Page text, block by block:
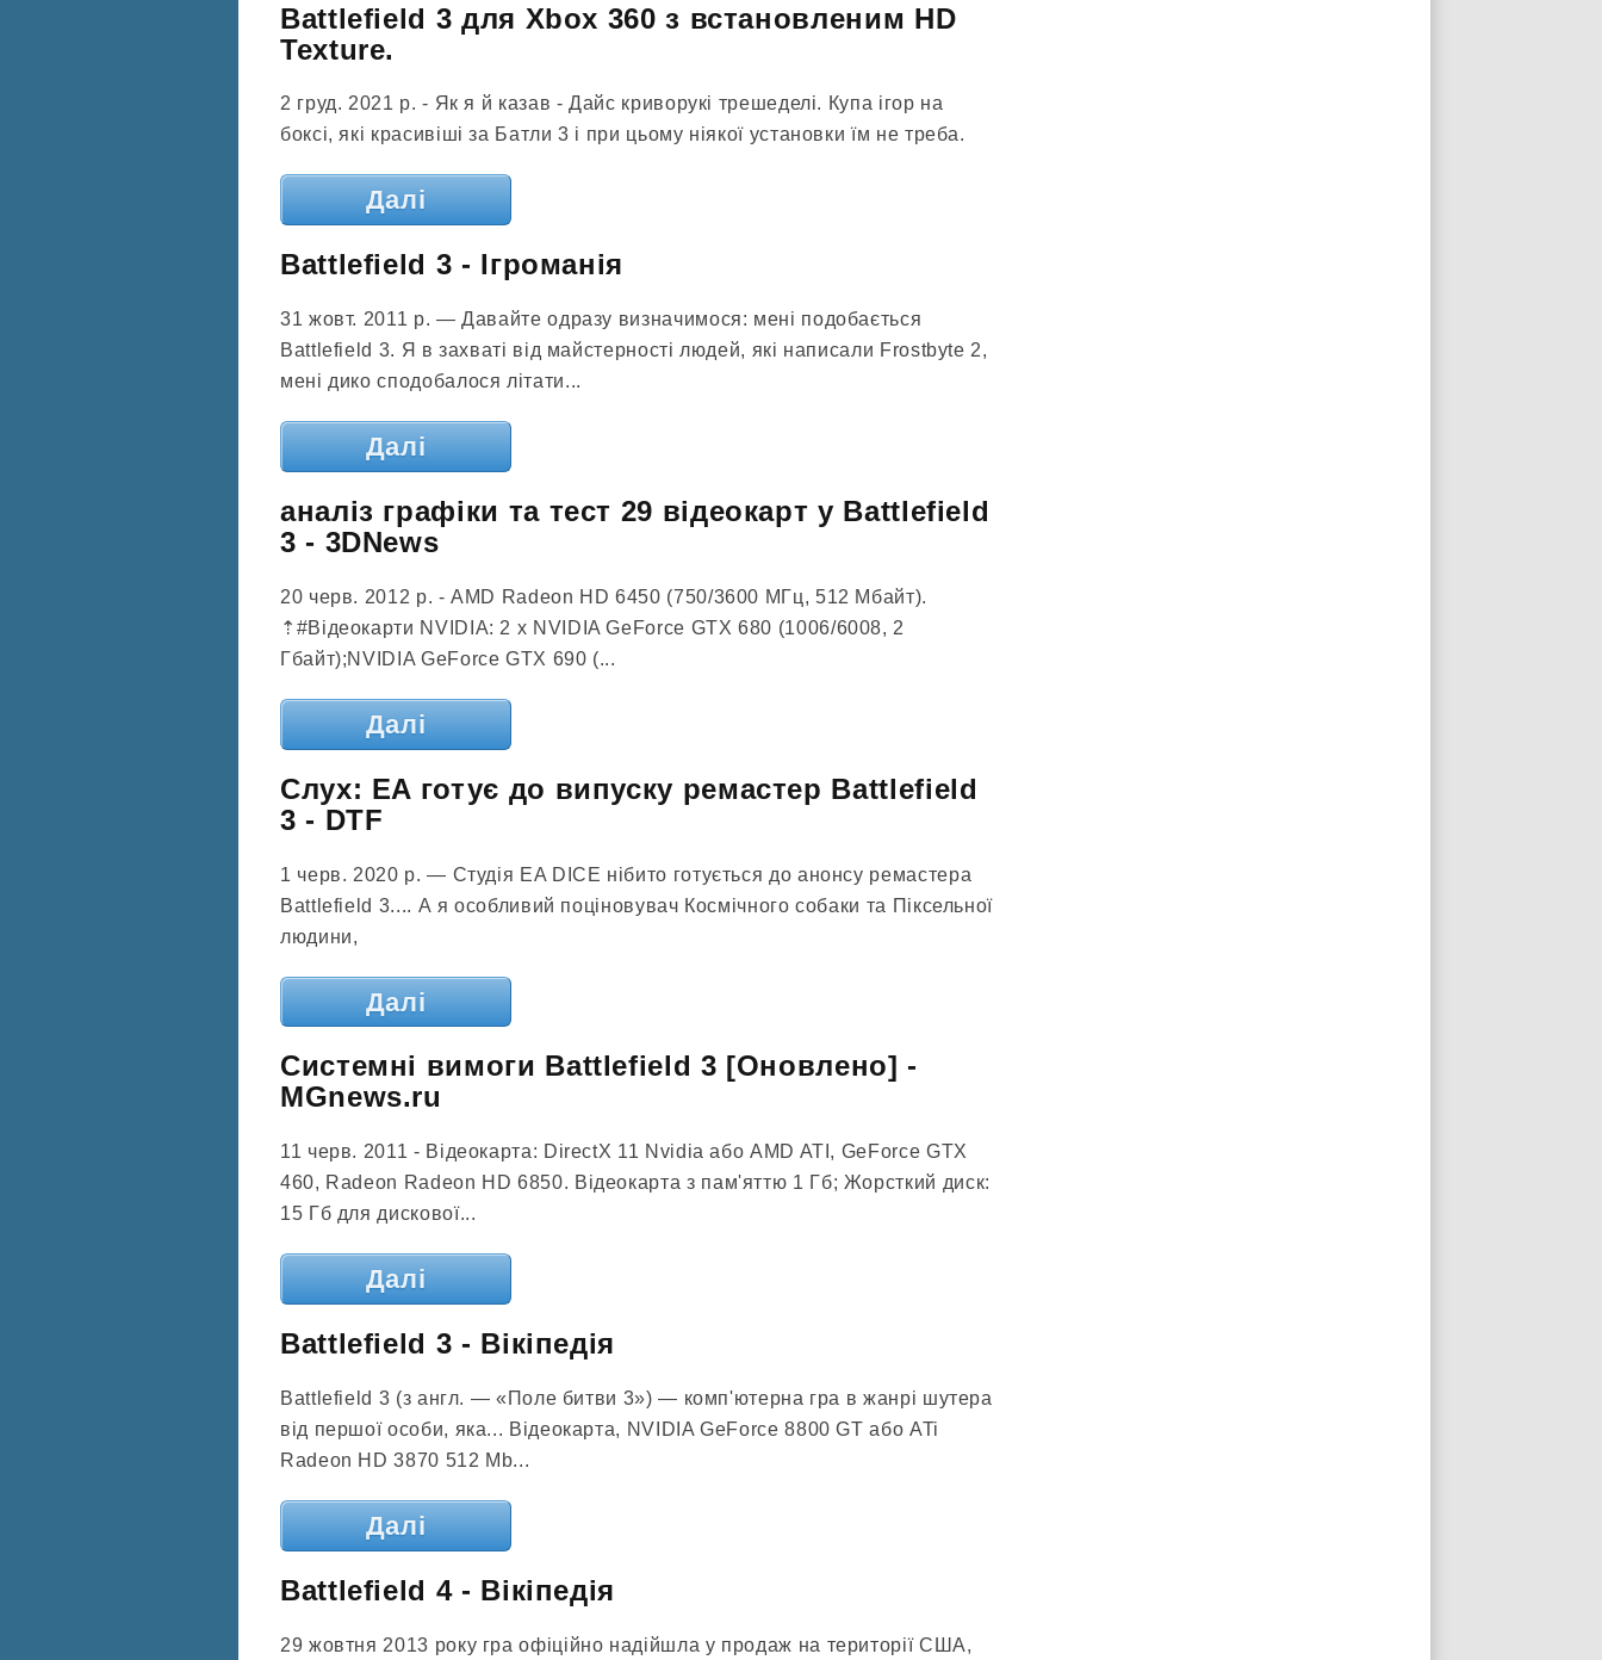
Battlefield 3 для Xbox 360 з встановленим HD
Texture.
2 груд. 2021 р. - Як я й казав - Дайс криворукі трешеделі. Купа ігор на
боксі, які красивіші за Батли 3 і при цьому ніякої установки їм не треба.
Далі
Battlefield 3 - Ігроманія
31 жовт. 2011 р. — Давайте одразу визначимося: мені подобається
Battlefield 3. Я в захваті від майстерності людей, які написали Frostbyte 2,
мені дико сподобалося літати...
Далі
аналіз графіки та тест 29 відеокарт у Battlefield
3 - 3DNews
20 черв. 2012 р. - AMD Radeon HD 6450 (750/3600 МГц, 512 Мбайт).
⇡#Відеокарти NVIDIA: 2 x NVIDIA GeForce GTX 680 (1006/6008, 2
Гбайт);NVIDIA GeForce GTX 690 (...
Далі
Слух: EA готує до випуску ремастер Battlefield
3 - DTF
1 черв. 2020 р. — Студія EA DICE нібито готується до анонсу ремастера
Battlefield 3.... А я особливий поціновувач Космічного собаки та Піксельної
людини,
Далі
Системні вимоги Battlefield 3 [Оновлено] -
MGnews.ru
11 черв. 2011 - Відеокарта: DirectX 11 Nvidia або AMD ATI, GeForce GTX
460, Radeon Radeon HD 6850. Відеокарта з пам'яттю 1 Гб; Жорсткий диск:
15 Гб для дискової...
Далі
Battlefield 3 - Вікіпедія
Battlefield 3 (з англ. — «Поле битви 3») — комп'ютерна гра в жанрі шутера
від першої особи, яка... Відеокарта, NVIDIA GeForce 8800 GT або ATi
Radeon HD 3870 512 Mb...
Далі
Battlefield 4 - Вікіпедія
29 жовтня 2013 року гра офіційно надійшла у продаж на території США,